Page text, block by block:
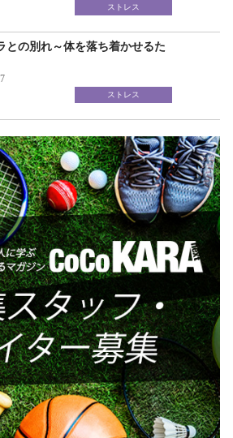
ストレス
との別れ～体を落ち着かせるた
ストレス